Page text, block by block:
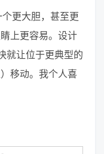
个更大胆，甚至更
上更容易。设计
就让位于更典型的
移动。我个人喜